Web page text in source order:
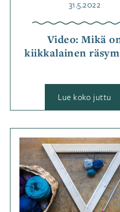
Video: Mikä
kiikkalainen
Julkaistu
31.5.2022
Lue koko juttu
Kudonta,
Ohjeet
kudonta,